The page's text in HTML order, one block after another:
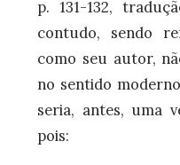
p. 131-132,
contudo, sendo
como seu autor,
no sentido
seria, antes, uma
pois: